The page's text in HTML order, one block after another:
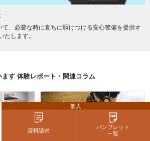
て、必要な時に直ちに駆けつける安心警備を提供す
たします。
す 体験レポート・関連コラム
個人
資料請求
パンフレット
一覧